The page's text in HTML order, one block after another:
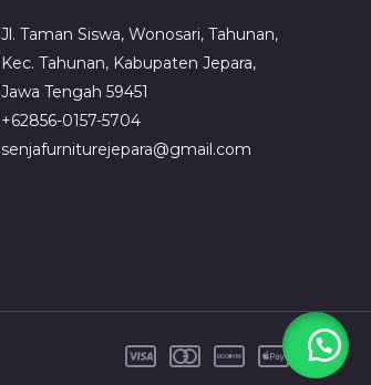
Jl. Taman Siswa, Wonosari, Tahunan,
Kec. Tahunan, Kabupaten Jepara,
Jawa Tengah 59451
+62856-0157-5704
senjafurniturejepara@gmail.com